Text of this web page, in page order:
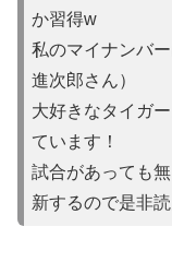
か習得w
私のマイナンバ
進次郎さん）
大好きなタイガ
ています！
試合があって も
新するので是非